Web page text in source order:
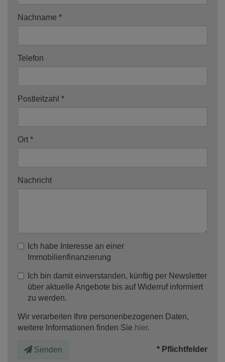
Nachname
Telefon
Postleitzahl
Ort
Nachricht
Ich habe Interesse an einer
Immobilienfinanzierung
Ich bin damit einverstanden, künftig per Newsletter
über aktuelle Angebote bis auf Widerruf informiert
zu werden.
Wir verarbeiten Ihre personenbezogenen Daten,
weitere Informationen finden Sie hier.
Senden * Pflichtfelder